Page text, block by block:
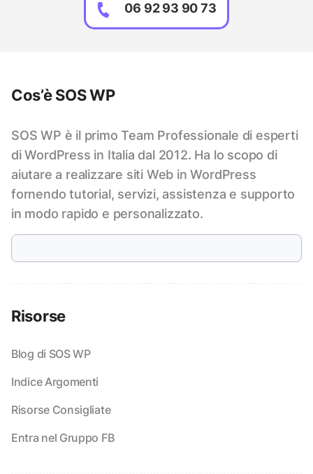
06 92 93 90 73
Cos’è SOS WP
SOS WP è il primo Team Professionale di esperti
di WordPress in Italia dal 2012. Ha lo scopo di
aiutare a realizzare siti Web in WordPress
fornendo tutorial, servizi, assistenza e supporto
in modo rapido e personalizzato.
Risorse
Blog di SOS WP
Indice Argomenti
Risorse Consigliate
Entra nel Gruppo FB